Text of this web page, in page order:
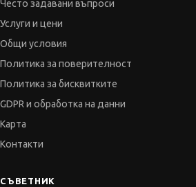
Често задавани въпроси
Услуги и цени
Общи условия
Политика за поверителност
Политика за бисквитките
GDPR и обработка на данни
Карта
Контакти
СЪВЕТНИК